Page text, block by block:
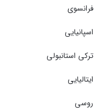
فرانسوی
اسپانیایی
ترکی استانبولی
ایتالیایی
روسی